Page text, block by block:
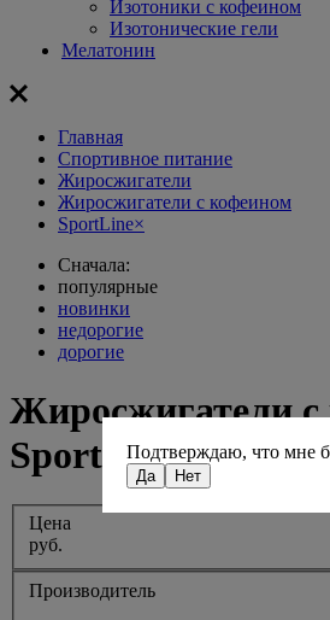
Изотоники с кофеином
Изотонические гели
Мелатонин
Главная
Спортивное питание
Жиросжигатели
Жиросжигатели с кофеином
SportLine×
Сначала:
популярные
новинки
недорогие
дорогие
Жиросжигатели
SportLine
Цена
руб.
Производитель
Подтверждаю, что мне
Да Нет